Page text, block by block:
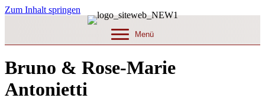
Zum Inhalt springen
Menü
Bruno & Rose-Marie
Antonietti